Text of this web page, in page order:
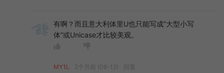
有啊？而且意大利体里U也只能写成“大型小写
体”或Unicase才比较美观。
MY1L 2个月前 (06-12) 回复